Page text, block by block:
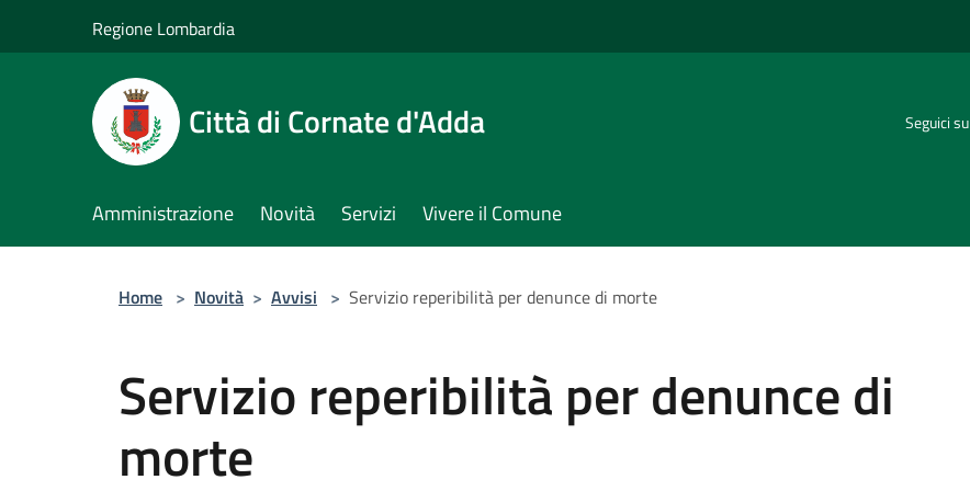
Regione Lombardia
Città di Cornate d'Adda Seguici su
Amministrazione Novità Servizi Vivere il Comune
Home > Novità > Avvisi > Servizio reperibilità per denunce di morte
Servizio reperibilità per denunce di
morte